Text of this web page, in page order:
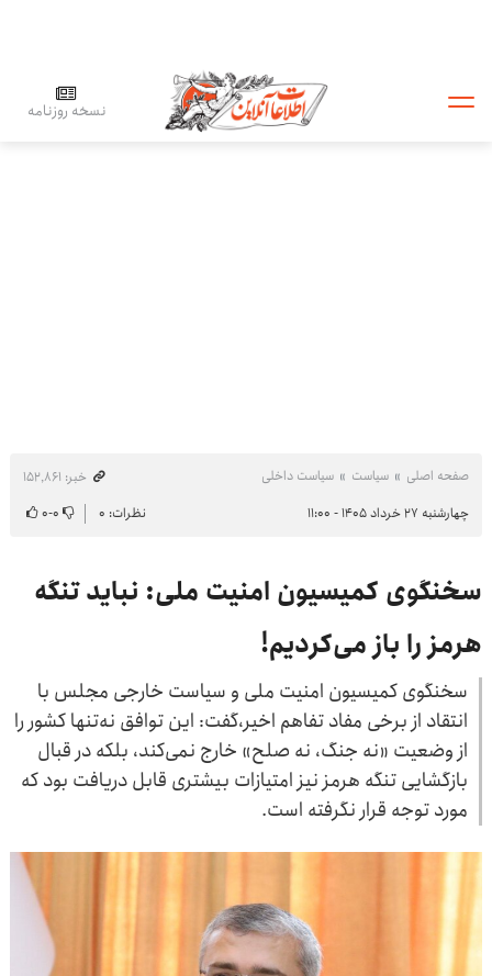
نسخه روزنامه
صفحه اصلی سیاست سیاست داخلی
خبر: ۱۵۲٬۸۶۱
چهارشنبه ۲۷ خرداد ۱۴۰۵ - ۱۱:۰۰
نظرات: ۰ ۰-۰
سخنگوی کمیسیون امنیت ملی: نباید تنگه
هرمز را باز می‌کردیم!
سخنگوی کمیسیون امنیت ملی و سیاست خارجی مجلس با
انتقاد از برخی مفاد تفاهم اخیر،گفت: این توافق نه‌تنها کشور را
از وضعیت «نه جنگ، نه صلح» خارج نمی‌کند، بلکه در قبال
بازگشایی تنگه هرمز نیز امتیازات بیشتری قابل دریافت بود که
مورد توجه قرار نگرفته است.